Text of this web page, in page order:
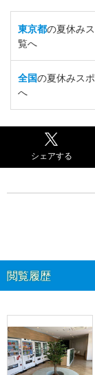
東京都の夏休み
覧へ
全国の夏休みス
へ
シェアする
閲覧履歴